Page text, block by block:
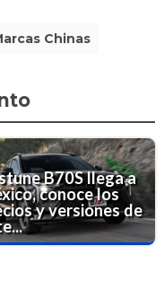
Chinas
B70S llega a
conoce los
y versiones de